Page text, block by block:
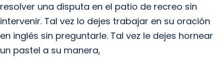
resolver una disputa en el patio de recreo sin
intervenir. Tal vez lo dejes trabajar en su oración
en inglés sin preguntarle. Tal vez le dejes hornear
un pastel a su manera,